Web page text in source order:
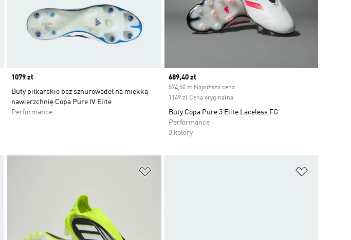
Price
1079 zł
Buty piłkarskie bez sznurowadeł na miękką
nawierzchnię Copa Pure IV Elite
Performance
Current price
689,40 zł
574,50 zł Najniższa cena
1149 zł Cena oryginalna
Buty Copa Pure 3 Elite Laceless FG
Performance
3 kolory